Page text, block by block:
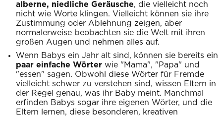
alberne, niedliche Geräusche, die vielleicht noch
nicht wie Worte klingen. Vielleicht können sie ihre
Zustimmung oder Ablehnung zeigen, aber
normalerweise beobachten sie die Welt mit ihren
großen Augen und nehmen alles auf.
Wenn Babys ein Jahr alt sind, können sie bereits ein
paar einfache Wörter wie "Mama", "Papa" und
"essen" sagen. Obwohl diese Wörter für Fremde
vielleicht schwer zu verstehen sind, wissen Eltern in
der Regel genau, was ihr Baby meint. Manchmal
erfinden Babys sogar ihre eigenen Wörter, und die
Eltern lernen, diese besonderen, kreativen